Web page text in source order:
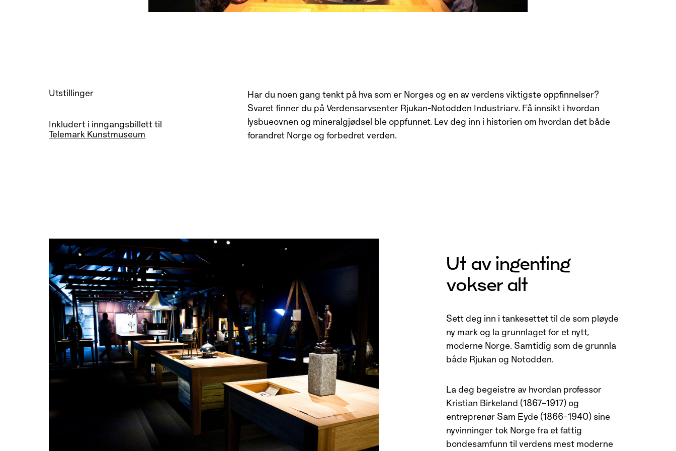
Utstillinger
Inkludert i inngangsbillett til
Telemark Kunstmuseum
Har du noen gang tenkt på hva som er Norges og en av verdens viktigste oppfinnelser?
Svaret finner du på Verdensarvsenter Rjukan-Notodden Industriarv. Få innsikt i hvordan
lysbueovnen og mineralgjødsel ble oppfunnet. Lev deg inn i historien om hvordan det både
forandret Norge og forbedret verden.
Ut av ingenting
vokser alt
Sett deg inn i tankesettet til de som pløyde
ny mark og la grunnlaget for et nytt,
moderne Norge. Samtidig som de grunnla
både Rjukan og Notodden.
La deg begeistre av hvordan professor
Kristian Birkeland (1867–1917) og
entreprenør Sam Eyde (1866–1940) sine
nyvinninger tok Norge fra et fattig
bondesamfunn til verdens mest moderne